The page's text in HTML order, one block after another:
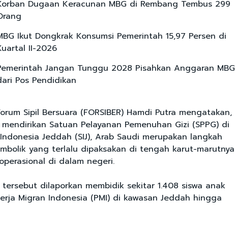
Dugaan Keracunan MBG di Rembang Tembus 299
Ikut Dongkrak Konsumsi Pemerintah 15,97 Persen di
II-2026
Jangan Tunggu 2028 Pisahkan Anggaran MBG
Pos Pendidikan
Sipil Bersuara (FORSIBER) Hamdi Putra mengatakan,
Satuan Pelayanan Pemenuhan Gizi (SPPG) di
Jeddah (SIJ), Arab Saudi merupakan langkah
yang terlalu dipaksakan di tengah karut-marutnya
di dalam negeri.
tersebut dilaporkan membidik sekitar 1.408 siswa anak
Migran Indonesia (PMI) di kawasan Jeddah hingga